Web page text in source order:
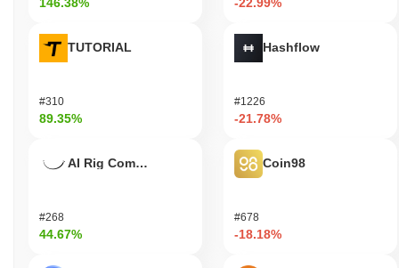
TUTORIAL
#310
89.35%
AI Rig Complex
#268
44.67%
Hashflow
#1226
-21.78%
Coin98
#678
-18.18%